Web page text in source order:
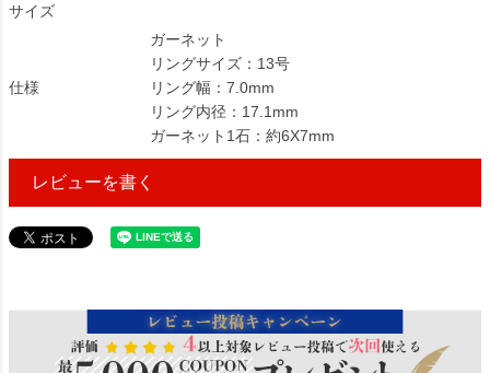
サイズ
仕様
ガーネット
リングサイズ：13号
リング幅：7.0mm
リング内径：17.1mm
ガーネット1石：約6X7mm
レビューを書く